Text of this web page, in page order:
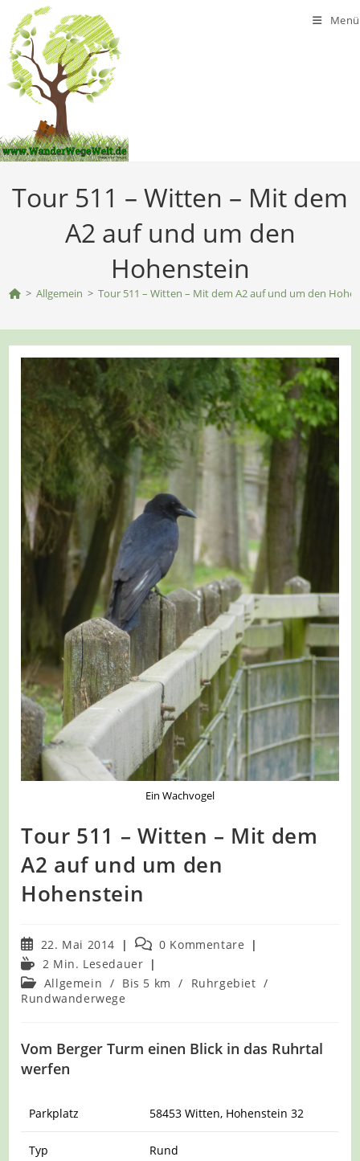
Inhalt
springen
Menü
Tour 511 – Witten – Mit dem
A2 auf und um den
Hohenstein
> Allgemein > Tour 511 – Witten – Mit dem A2 auf und um den
Ein Wachvogel
Tour 511 – Witten – Mit dem
A2 auf und um den
Hohenstein
Beitrag
veröffentlicht:
22. Mai 2014
Beitrags-
Kommentare:
0 Kommentare
Lesedauer:
2 Min. Lesedauer
Beitrags-
Kategorie:
Allgemein / Bis 5 km / Ruhrgebiet /
Rundwanderwege
Vom Berger Turm einen Blick in das Ruhrtal
werfen
Parkplatz 58453 Witten, Hohenstein 32
Typ Rund